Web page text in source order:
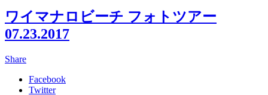
ワイマナロビーチ フォトツアー
07.23.2017
Share
Facebook
Twitter